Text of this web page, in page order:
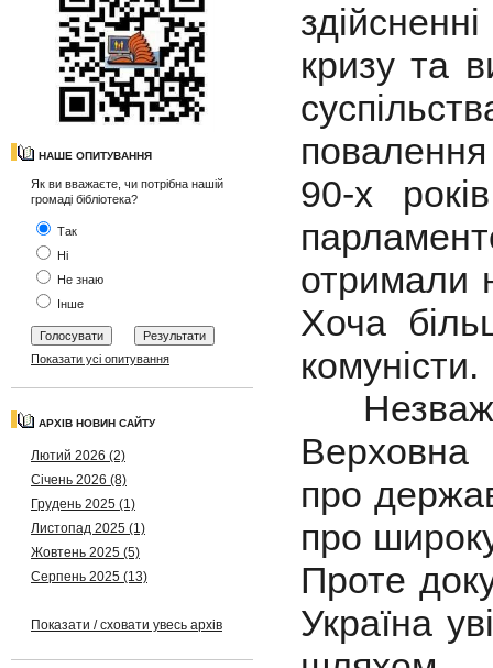
НАШЕ ОПИТУВАННЯ
Як ви вважаєте, чи потрібна нашій
громаді бібліотека?
Так
Ні
Не знаю
Інше
Показати усі опитування
АРХІВ НОВИН САЙТУ
Лютий 2026 (2)
Січень 2026 (8)
Грудень 2025 (1)
Листопад 2025 (1)
Жовтень 2025 (5)
Серпень 2025 (13)
Показати / сховати увесь архів
кризу та
90-х
отримали
Хоча
комуністи.
про
про
Проте
Україна